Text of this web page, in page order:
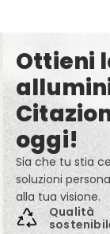
Ottieni
oggi!
Sia che tu stia
soluzioni
alla tua visione.
Qualità